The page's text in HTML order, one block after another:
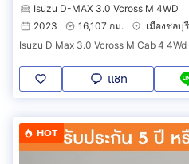
Isuzu D-MAX 3.0 Vcross M 4WD
2023
16,107 กม.
เมืองชลบุ
Isuzu D Max 3.0 Vcross M Cab 4
แชท
HOT